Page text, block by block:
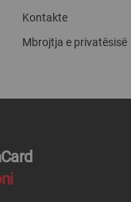
Kontakte
Mbrojtja e privatësisë